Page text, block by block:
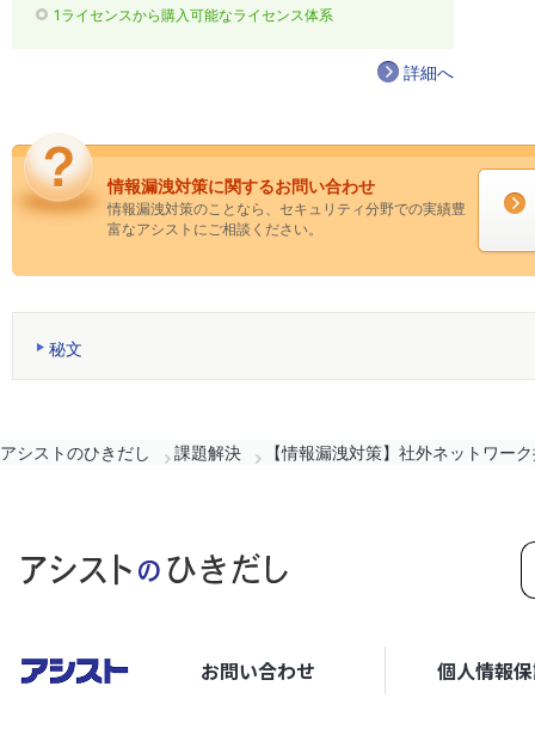
1ライセンスから購入可能なライセンス体系
詳細へ
情報漏洩対策に関するお問い合わせ
情報漏洩対策のことなら、セキュリティ分野での実績豊
富なアシストにご相談ください。
秘文
アシストのひきだし 課題解決 【情報漏洩対策】社外ネットワー
お問い合わせ 個人情報